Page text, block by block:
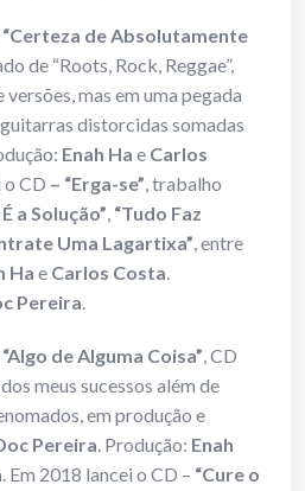
“Certeza de Absolutamente
de “Roots, Rock, Reggae”,
mas em uma pegada
guitarras distorcidas somadas
Enah Ha e Carlos
o CD – “Erga-se”, trabalho
a Solução”, “Tudo Faz
Uma Lagartixa”, entre
Ha e Carlos Costa.
Pereira.
“Algo de Alguma Coisa”, CD
meus sucessos além de
em produção e
Pereira. Produção: Enah
. Em 2018 lancei o CD – “Cure o